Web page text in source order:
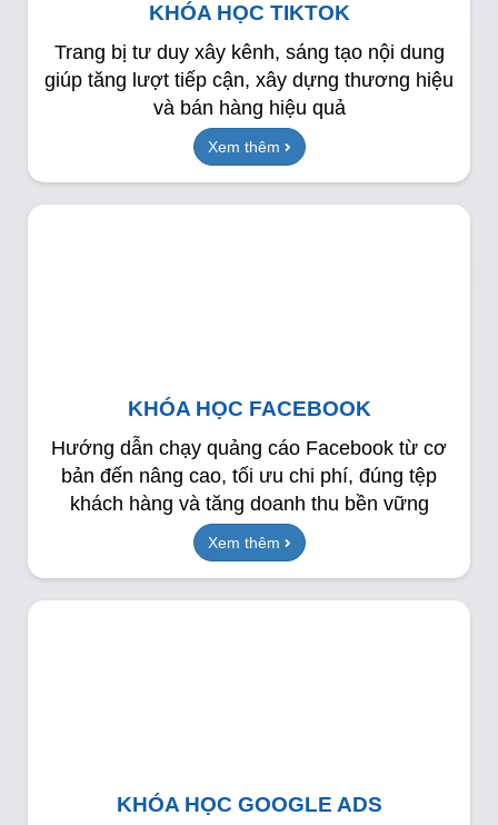
KHÓA HỌC TIKTOK
Trang bị tư duy xây kênh, sáng tạo nội dung
giúp tăng lượt tiếp cận, xây dựng thương hiệu
và bán hàng hiệu quả
Xem thêm
KHÓA HỌC FACEBOOK
Hướng dẫn chạy quảng cáo Facebook từ cơ
bản đến nâng cao, tối ưu chi phí, đúng tệp
khách hàng và tăng doanh thu bền vững
Xem thêm
KHÓA HỌC GOOGLE ADS